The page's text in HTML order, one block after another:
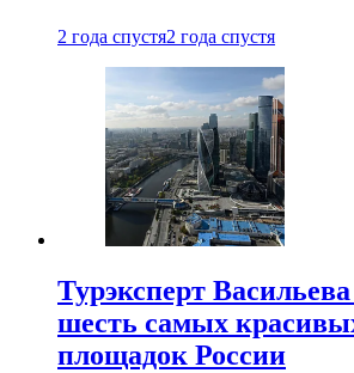
2 года спустя2 года спустя
Турэксперт
шесть самых
площадок России